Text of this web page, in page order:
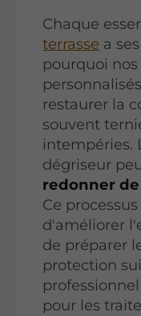
Chaque
terrasse a
pourquoi
restaurer la
souvent
intempéries.
dégriseur
redonner
Ce
d'améliorer
de préparer
protection
pour les